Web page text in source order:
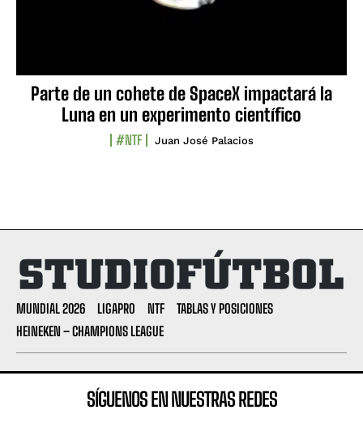
Parte de un cohete de SpaceX impactará la
Luna en un experimento científico
#NTF Juan José Palacios
MUNDIAL 2026 LIGAPRO NTF
TABLAS Y POSICIONES
HEINEKEN – CHAMPIONS LEAGUE
SÍGUENOS EN NUESTRAS REDES